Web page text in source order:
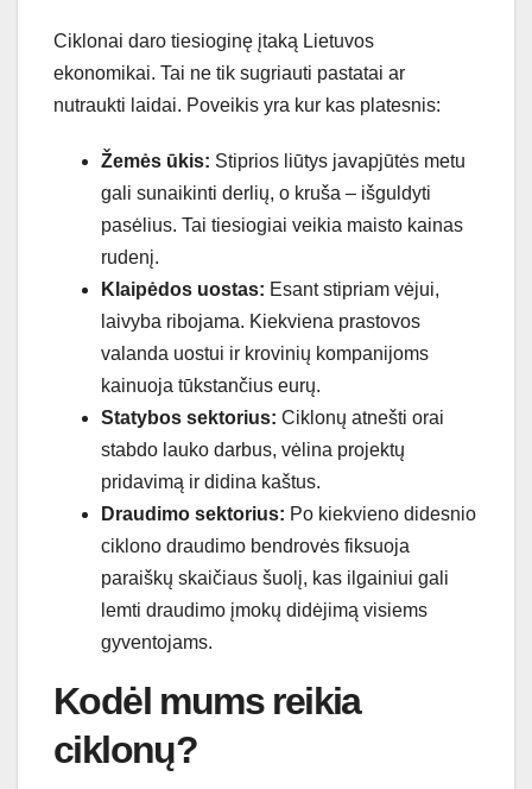
Ciklonai daro tiesioginę įtaką Lietuvos
ekonomikai. Tai ne tik sugriauti pastatai ar
nutraukti laidai. Poveikis yra kur kas platesnis:
Žemės ūkis: Stiprios liūtys javapjūtės metu
gali sunaikinti derlių, o kruša – išguldyti
pasėlius. Tai tiesiogiai veikia maisto kainas
rudenį.
Klaipėdos uostas: Esant stipriam vėjui,
laivyba ribojama. Kiekviena prastovos
valanda uostui ir krovinių kompanijoms
kainuoja tūkstančius eurų.
Statybos sektorius: Ciklonų atnešti orai
stabdo lauko darbus, vėlina projektų
pridavimą ir didina kaštus.
Draudimo sektorius: Po kiekvieno didesnio
ciklono draudimo bendrovės fiksuoja
paraiškų skaičiaus šuolį, kas ilgainiui gali
lemti draudimo įmokų didėjimą visiems
gyventojams.
Kodėl mums reikia
ciklonų?